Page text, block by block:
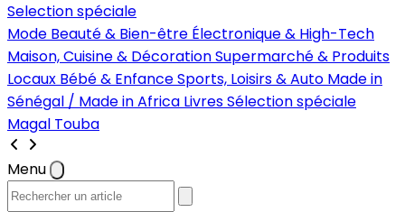
Selection spéciale
Mode Beauté & Bien-être Électronique & High-Tech
Maison, Cuisine & DécorationSupermarché & Produits
Locaux Bébé & EnfanceSports, Loisirs & Auto Made in
Sénégal / Made in Africa LivresSélection spéciale
Magal Touba
Menu